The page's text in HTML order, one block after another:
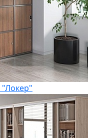
"Локер"